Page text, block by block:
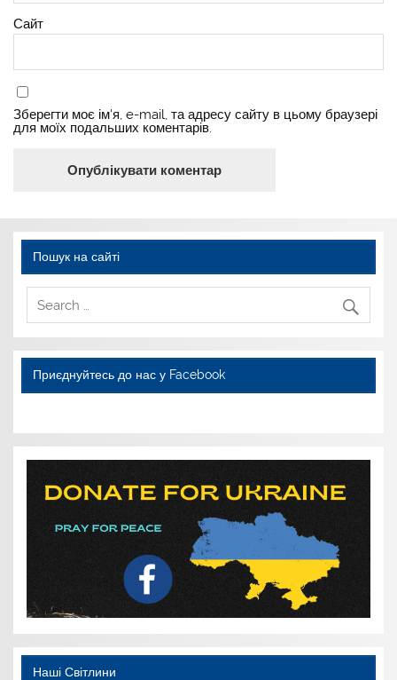
Сайт
Зберегти моє ім'я, e-mail, та адресу сайту в цьому браузері
для моїх подальших коментарів.
Пошук на сайті
Приєднуйтесь до нас у Facebook
Наші Світлини